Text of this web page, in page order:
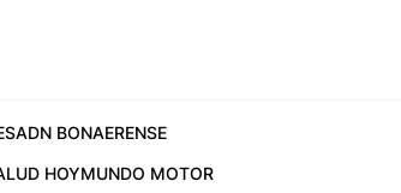
ADN BONAERENSE
HOYMUNDO MOTOR